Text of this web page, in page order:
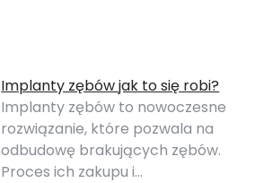
Implanty zębów jak to się robi?
Implanty zębów to nowoczesne
rozwiązanie, które pozwala na
odbudowę brakujących zębów.
Proces ich zakupu i…